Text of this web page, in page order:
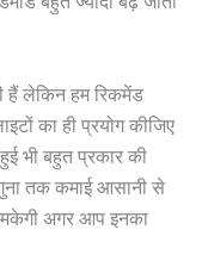
हैं लेकिन हम रिकमेंड
का ही प्रयोग कीजिए
भी बहुत प्रकार की
तक कमाई आसानी से
अगर आप इनका